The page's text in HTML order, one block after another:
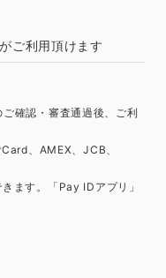
ご利用頂けます
確認・審査通過後、ご利
、AMEX、JCB、
ます。「Pay IDアプリ」